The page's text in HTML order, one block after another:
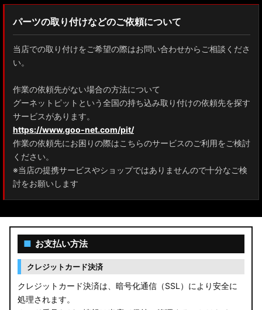
パーツの取り付けなどのご依頼について
当店での取り付けをご希望の際はお問い合わせからご相談くださ
い。
作業の依頼先がない場合の方法について
グーネットピットという全国の持ち込み取り付けの依頼先を探す
サービスがあります。
https://www.goo-net.com/pit/
作業の依頼先にお困りの際はこちらのサービスのご利用をご検討
ください。
※当店の提携サービスやショップではありませんので十分なご検
討をお願いします
■ お支払い方法
クレジットカード決済
クレジットカード決済は、暗号化通信（SSL）により安全に
処理されます。